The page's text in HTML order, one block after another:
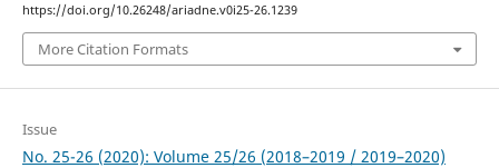
https://doi.org/10.26248/ariadne.v0i25-26.1239
More Citation Formats
Issue
No. 25-26 (2020): Volume 25/26 (2018–2019 / 2019–2020)